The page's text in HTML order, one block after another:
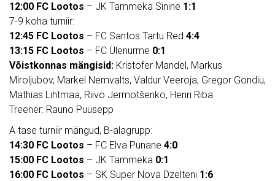
12:00 FC Lootos – JK Tammeka Sinine 1:1
7-9 koha turniir:
12:45 FC Lootos – FC Santos Tartu Red 4:4
13:15 FC Lootos – FC Ülenurme 0:1
Võistkonnas mängisid: Kristofer Mandel, Markus
Miroljubov, Markel Nemvalts, Valdur Veeroja, Gregor Gondiu,
Mathias Lihtmaa, Riivo Jermotšenko, Henri Riba
Treener: Rauno Puusepp
A tase turniir mängud, B-alagrupp:
14:30 FC Lootos – FC Elva Punane 4:0
15:00 FC Lootos – JK Tammeka 0:1
16:00 FC Lootos – SK Super Nova Dzelteni 1:6